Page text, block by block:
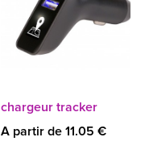
chargeur tracker
A partir de 11.05 €